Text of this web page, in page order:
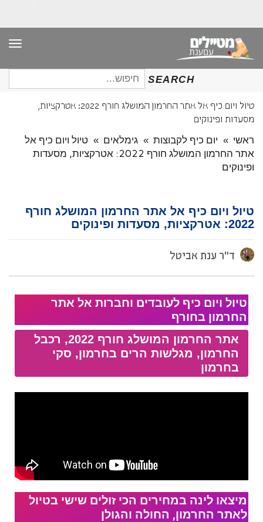
SEARCH
חיפוש
עבור:
טיול ויום כיף אל אתר החרמון המושלג חורף 2022: אטרקציות,
מסעדות ופינוקים
ראשי » יום כיף לקבוצות » גימלאים » טיול ויום כיף אל
אתר החרמון המושלג חורף 2022: אטרקציות, מסעדות
ופינוקים
טיול ויום כיף אל אתר החרמון המושלג חורף
2022: אטרקציות, מסעדות ופינוקים
ד"ר ענת אביטל
טיול ויום כיף לעובדים וחברות אל אתר
החרמון בחורף
אתר החרמון המושלג חורף 2022, רכבל
החרמון, מגלשות הרים בחרמון, סקי
בחרמון
מיצאו לינה במחירים הכי זולים שישי בטיול
לאתר החרמון, החולה והגולן